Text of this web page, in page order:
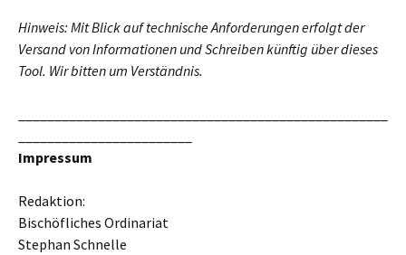
Hinweis: Mit Blick auf technische Anforderungen erfolgt der
Versand von Informationen und Schreiben künftig über dieses
Tool. Wir bitten um Verständnis.
Impressum
Redaktion:
Bischöfliches Ordinariat
Stephan Schnelle